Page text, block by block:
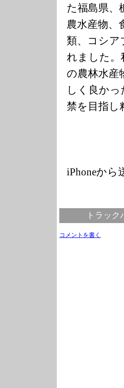
た福島県、
農水産物、
類、コシア
れました。
の農林水産
しく良か
禁を目指し
iPhoneから
トラック
コメントを書く